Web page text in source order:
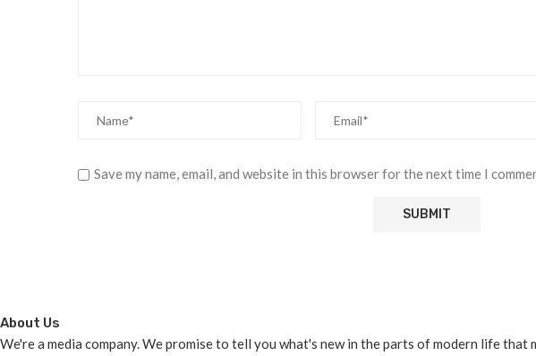
Save my name, email, and website in this browser for the next time I
About Us
We're a media company. We promise to tell you what's new in the parts of modern life